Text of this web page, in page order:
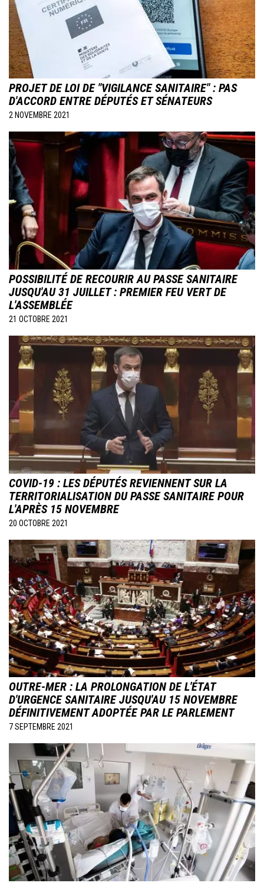
PROJET DE LOI DE "VIGILANCE SANITAIRE" : PAS
D'ACCORD ENTRE DÉPUTÉS ET SÉNATEURS
2 NOVEMBRE 2021
Image
POSSIBILITÉ DE RECOURIR AU PASSE SANITAIRE
JUSQU'AU 31 JUILLET : PREMIER FEU VERT DE
L'ASSEMBLÉE
21 OCTOBRE 2021
Image
COVID-19 : LES DÉPUTÉS REVIENNENT SUR LA
TERRITORIALISATION DU PASSE SANITAIRE POUR
L'APRÈS 15 NOVEMBRE
20 OCTOBRE 2021
Image
OUTRE-MER : LA PROLONGATION DE L'ÉTAT
D'URGENCE SANITAIRE JUSQU'AU 15 NOVEMBRE
DÉFINITIVEMENT ADOPTÉE PAR LE PARLEMENT
7 SEPTEMBRE 2021
Image